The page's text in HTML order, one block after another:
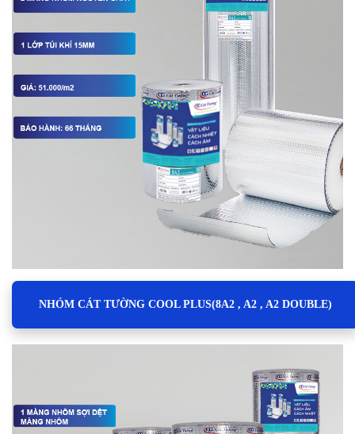
NHÓM CÁT TƯỜNG COOL PLUS(8A2 , A2 , A2 DOUBLE)